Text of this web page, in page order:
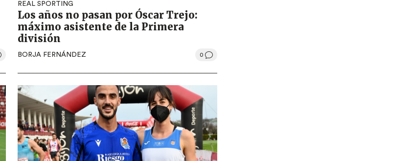
REAL SPORTING
Los años no pasan por Óscar Trejo:
máximo asistente de la Primera
división
BORJA FERNÁNDEZ 0